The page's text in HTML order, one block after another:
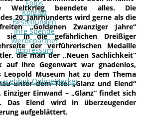
Fotos
Kontakt
Bestellungen
Ihre Spende
Werbepartner
Impressum
Weltkrieg beendete alles. Die
20. Jahrhunderts wird gerne als die
„Goldenen Zwanziger Jahre“
sie in die gefährlichen Dreißiger
der verführerischen Medaille
die man der „Neuen Sachlichkeit“
auf ihre Gegenwart war gnadenlos,
Leopold Museum hat zu dem Thema
unter dem Titel „Glanz und Elend“
Einwand – „Glanz“ findet sich
Elend wird in überzeugender
aufgeblättert.